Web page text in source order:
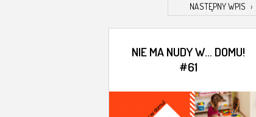
NASTĘPNY WPIS ›
NIE MA NUDY W… DOMU!
#61